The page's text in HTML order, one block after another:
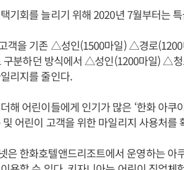
기회를 늘리기 위해 2020년 7월부터는
객을 기존 △성인(1500마일) △경로
구분하던 방식에서 △성인(1200마일) △청
리지를 줄인다.
해 어린이들에게 인기가 많은 ‘한화 아쿠
어린이 고객을 위한 마일리지 사용처를
은 한화호텔앤드리조트에서 운영하는 아